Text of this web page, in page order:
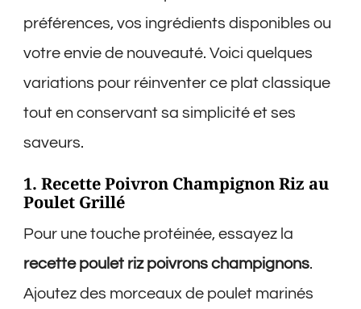
préférences, vos ingrédients disponibles ou
votre envie de nouveauté. Voici quelques
variations pour réinventer ce plat classique
tout en conservant sa simplicité et ses
saveurs.
1. Recette Poivron Champignon Riz au
Poulet Grillé
Pour une touche protéinée, essayez la
recette poulet riz poivrons champignons.
Ajoutez des morceaux de poulet marinés